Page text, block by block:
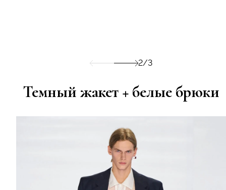
2/3
Темный жакет + белые брюки